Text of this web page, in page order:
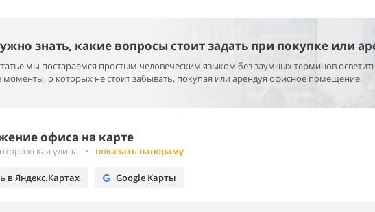
знать, какие вопросы стоит задать при покупке или
мы постараемся простым человеческим языком без заумных терминов
о которых не стоит забывать, покупая или арендуя офисное помещение.
офиса на карте
улица • показать панораму
в Яндекс.Картах Google Карты